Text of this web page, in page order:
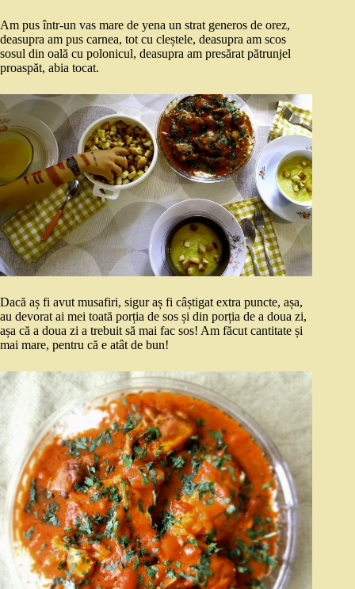
Am pus într-un vas mare de yena un strat generos de orez,
deasupra am pus carnea, tot cu cleștele, deasupra am scos
sosul din oală cu polonicul, deasupra am presărat pătrunjel
proaspăt, abia tocat.
Dacă aș fi avut musafiri, sigur aș fi câștigat extra puncte, așa,
au devorat ai mei toată porția de sos și din porția de a doua zi,
așa că a doua zi a trebuit să mai fac sos! Am făcut cantitate și
mai mare, pentru că e atât de bun!